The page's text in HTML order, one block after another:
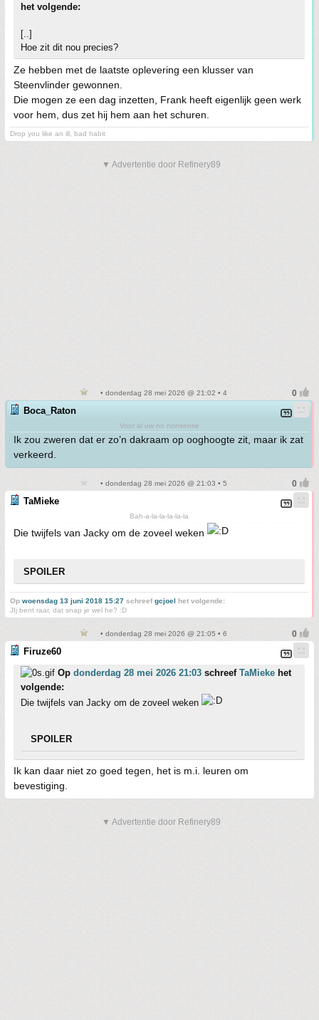
het volgende:
[..]
Hoe zit dit nou precies?
Ze hebben met de laatste oplevering een klusser van
Steenvlinder gewonnen.
Die mogen ze een dag inzetten, Frank heeft eigenlijk geen werk
voor hem, dus zet hij hem aan het schuren.
Drop you like an ill, bad habit
▼ Advertentie door Refinery89
• donderdag 28 mei 2026 @ 21:02 • 4
Boca_Raton
Voor al uw no nonsense
Ik zou zweren dat er zo’n dakraam op ooghoogte zit, maar ik zat
verkeerd.
• donderdag 28 mei 2026 @ 21:03 • 5
TaMieke
Bah-a-la-la-la-la-la
Die twijfels van Jacky om de zoveel weken
SPOILER
Op woensdag 13 juni 2018 15:27 schreefgcjoel het volgende:
JIj bent raar, dat snap je wel he? :D
• donderdag 28 mei 2026 @ 21:05 • 6
Firuze60
Op donderdag 28 mei 2026 21:03 schreef TaMieke het
volgende:
Die twijfels van Jacky om de zoveel weken
SPOILER
Ik kan daar niet zo goed tegen, het is m.i. leuren om
bevestiging.
▼ Advertentie door Refinery89